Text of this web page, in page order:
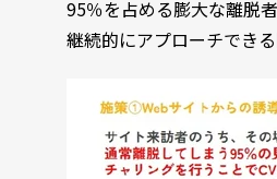
95％を占める膨大な離脱
継続的にアプローチでき